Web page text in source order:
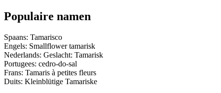
Populaire namen
Spaans: Tamarisco
Engels: Smallflower tamarisk
Nederlands: Geslacht: Tamarisk
Portugees: cedro-do-sal
Frans: Tamaris à petites fleurs
Duits: Kleinblütige Tamariske